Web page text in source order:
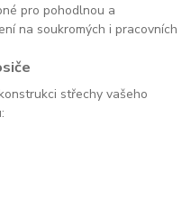
pro pohodlnou a
na soukromých i pracovních
střechy vašeho